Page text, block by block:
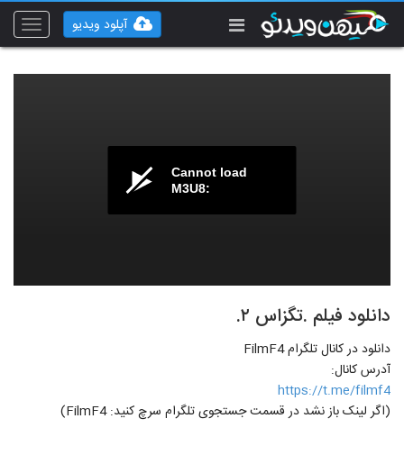
Toggle
آپلود ویدیو
Cannot load
M3U8:
دانلود فیلم .تگزاس ۲.
دانلود در کانال تلگرام FilmF4
آدرس کانال:
https://t.me/filmf4
(اگر لینک باز نشد در قسمت جستجوی تلگرام سرچ کنید: FilmF4)